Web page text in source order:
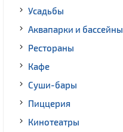
Усадьбы
Аквапарки и бассейны
Рестораны
Кафе
Суши-бары
Пиццерия
Кинотеатры